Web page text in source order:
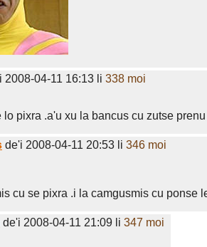
2008-04-11 16:13 li 338 moi
lo pixra .a'u xu la bancus cu zutse prenu
de'i 2008-04-11 20:53 li 346 moi
cu se pixra .i la camgusmis cu ponse
de'i 2008-04-11 21:09 li 347 moi